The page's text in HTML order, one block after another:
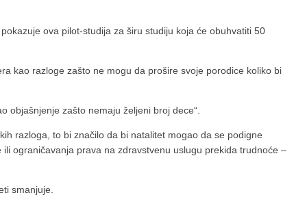
ova pilot-studija za širu studiju koja će obuhvatiti 50
kao razloge zašto ne mogu da prošire svoje porodice koliko bi
objašnjenje zašto nemaju željeni broj dece“.
razloga, to bi značilo da bi natalitet mogao da se podigne
ograničavanja prava na zdravstvenu uslugu prekida trudnoće –
smanjuje.